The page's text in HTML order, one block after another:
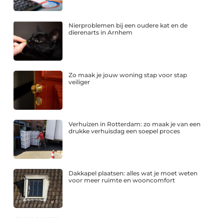
Nierproblemen bij een oudere kat en de
dierenarts in Arnhem
Zo maak je jouw woning stap voor stap
veiliger
Verhuizen in Rotterdam: zo maak je van een
drukke verhuisdag een soepel proces
Dakkapel plaatsen: alles wat je moet weten
voor meer ruimte en wooncomfort